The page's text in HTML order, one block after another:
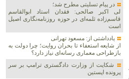
در پیام تسلیتی مطرح شد؛
لی اکبر صالحی: فقدان استاد ابوالقاسم
قاسم‌زاده ثلمه‌ای در حوزه روزنامه‌نگاری اصیل
است
یادداشتی از: مسعود تهرانی
از شایعه استعفاء تا بحران روایت؛ چرا دولت به
بازطراحی معماری رسانه‌ای نیاز دارد؟
شکایت از وزارت دادگستری ترامپ بر سر
پرونده اپستین